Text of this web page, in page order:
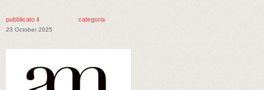
pubblicato il
23 October 2025
categoria